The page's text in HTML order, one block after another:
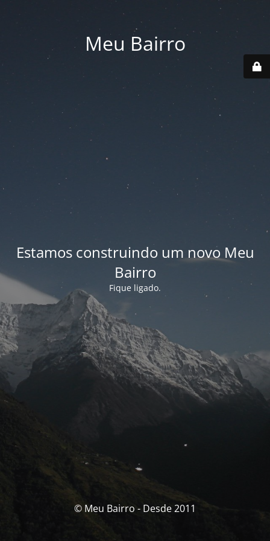
Meu Bairro
Estamos construindo um novo Meu
Bairro
Fique ligado.
© Meu Bairro - Desde 2011